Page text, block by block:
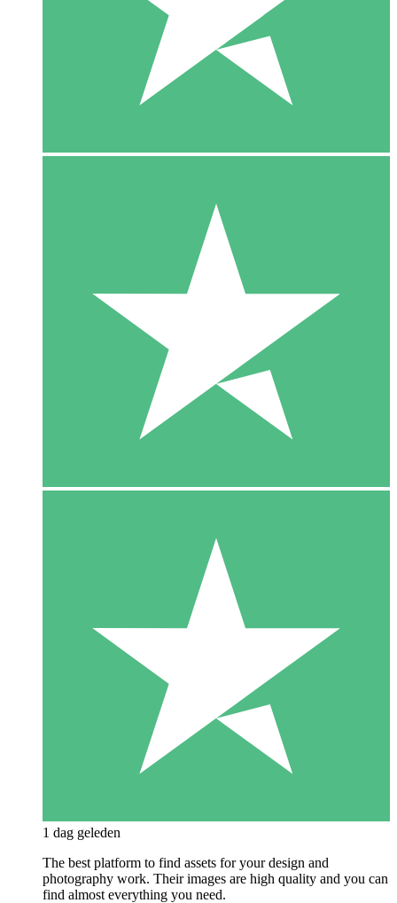
1 dag geleden
The best platform to find assets for your design and
photography work. Their images are high quality and you can
find almost everything you need.